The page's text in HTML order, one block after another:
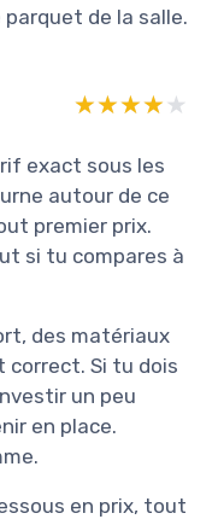
de la salle.
★★★★★
★★★★★
exact sous les
autour de ce
premier prix.
si tu compares à
des matériaux
Si tu dois
un peu
en place.
en prix, tout